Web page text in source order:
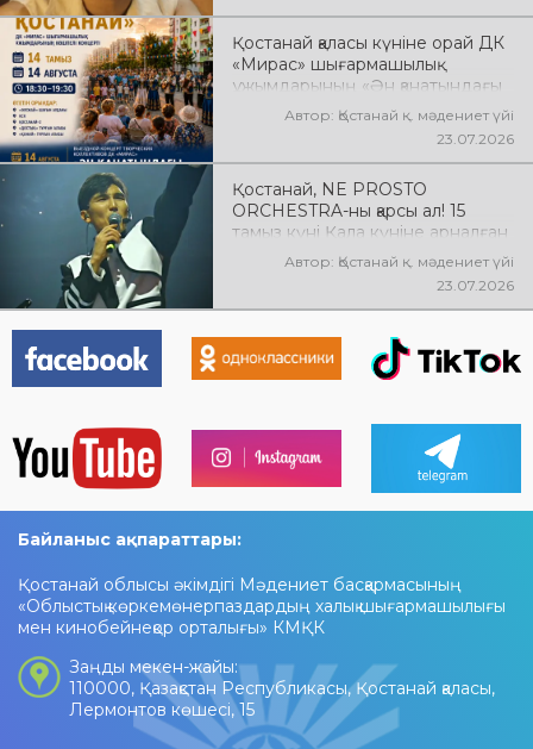
Қостанай қаласы күніне орай ДК
«Мирас» шығармашылық
ұжымдарының «Ән қанатындағы
Қостанай» көшпелі концерті
өтеді! Баршаңызды мерекелік
Автор: Қостанай қ. мәдениет үйі
23.07.2026
Қостанай, NE PROSTO
ORCHESTRA-ны қарсы ал! 15
тамыз күні Қала күніне арналған
мерекелік концертте NE
PROSTO ORCHESTRA өнер
көрсетеді! @ne_prosto_orchestra
Автор: Қостанай қ. мәдениет үйі
23.07.2026
Байланыс ақпараттары:
Қостанай облысы әкімдігі Мәдениет басқармасының
«Облыстық көркемөнерпаздардың халық шығармашылығы
мен кинобейнеқор орталығы» КМҚК
Заңды мекен-жайы:
110000, Қазақстан Республикасы, Қостанай қаласы,
Лермонтов көшесі, 15